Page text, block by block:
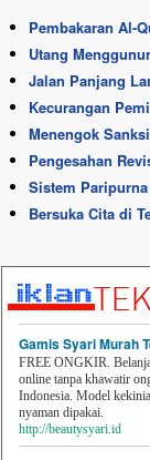
Pembakaran Al-
Utang
Jalan Panjang
Kecurangan
Menengok
Pengesahan
Sistem
Bersuka Cita di
Gamis Syari Murah
FREE ONGKIR.
online tanpa khawatir
Indonesia. Model
nyaman dipakai.
http://beautysyari.id